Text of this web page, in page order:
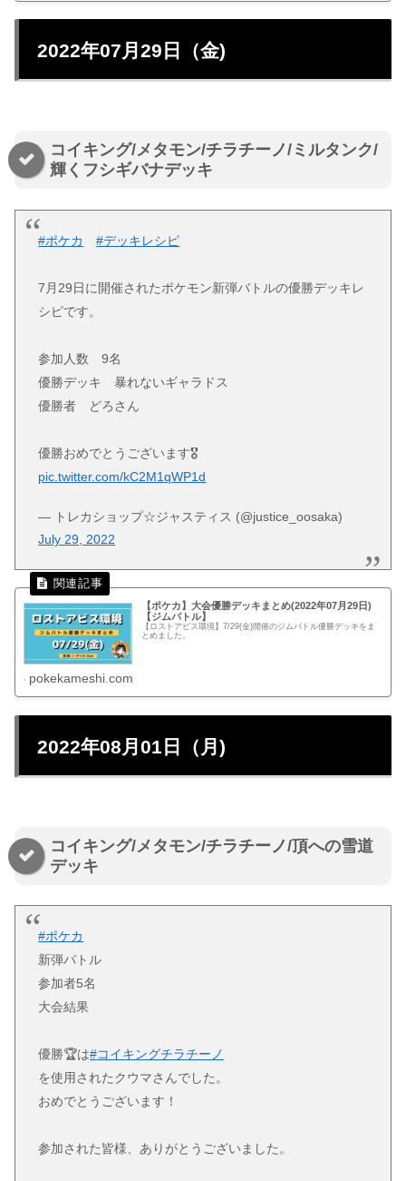
2022年07月29日（金)
コイキング/メタモン/チラチーノ/ミルタンク/
輝くフシギバナデッキ
#ポケカ #デッキレシピ
7月29日に開催されたポケモン新弾バトルの優勝デッキレ
シピです。
参加人数 9名
優勝デッキ 暴れないギャラドス
優勝者 どろさん
優勝おめでとうございます🎖️
pic.twitter.com/kC2M1qWP1d
— トレカショップ☆ジャスティス (@justice_oosaka)
July 29, 2022
【ポケカ】大会優勝デッキまとめ(2022年07月29日)
【ジムバトル】
【ロストアビス環境】7/29(金)開催のジムバトル優勝デッキをま
とめました。
pokekameshi.com
2022年08月01日（月)
コイキング/メタモン/チラチーノ/頂への雪道
デッキ
#ポケカ
新弾バトル
参加者5名
大会結果
優勝🏆は#コイキングチラチーノ
を使用されたクウマさんでした。
おめでとうございます！
参加された皆様、ありがとうございました。